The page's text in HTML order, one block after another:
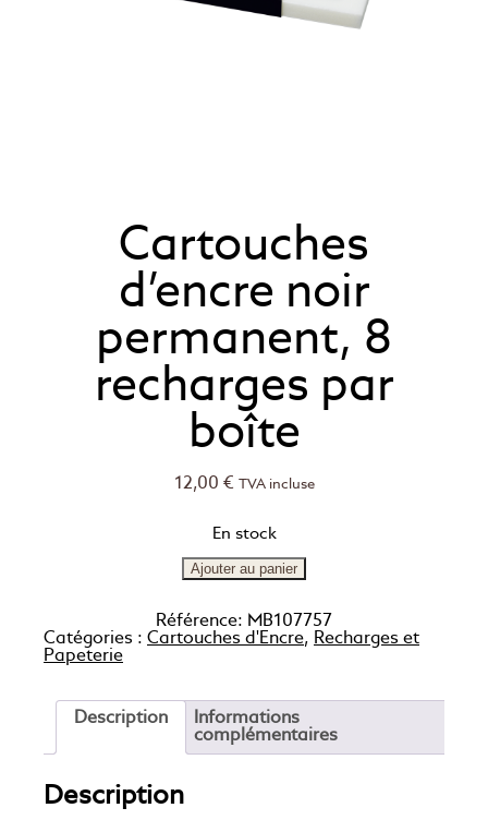
Cartouches
d’encre noir
permanent, 8
recharges par
boîte
12,00 € TVA incluse
En stock
Ajouter au panier
Référence: MB107757
Catégories : Cartouches d'Encre, Recharges et
Papeterie
Description
Informations
complémentaires
Description